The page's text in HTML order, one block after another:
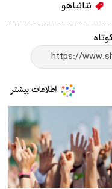
نتانیاهو